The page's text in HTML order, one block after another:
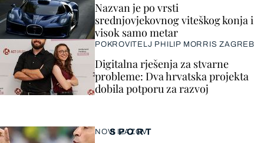
SPORT
NOVI IZAZOV
Nazvan je po vrsti
srednjovjekovnog viteškog konja i
visok samo metar
POKROVITELJ PHILIP MORRIS ZAGREB
Digitalna rješenja za stvarne
probleme: Dva hrvatska projekta
dobila potporu za razvoj